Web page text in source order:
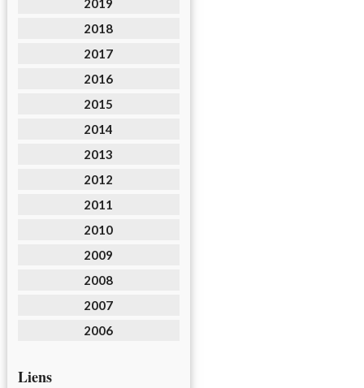
2019
2018
2017
2016
2015
2014
2013
2012
2011
2010
2009
2008
2007
2006
Liens